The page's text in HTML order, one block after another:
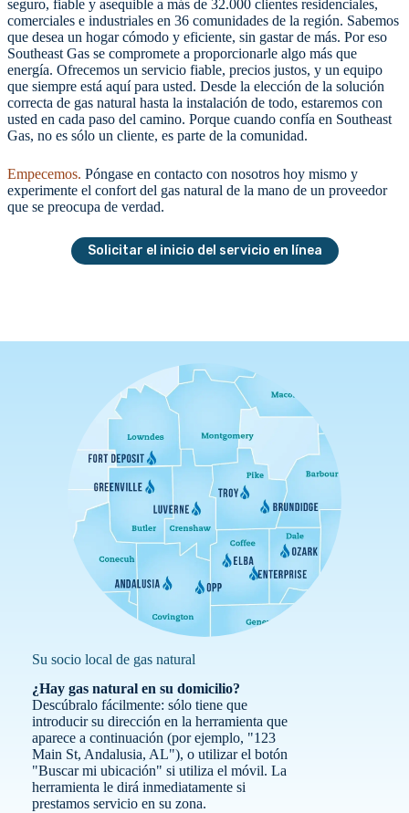
seguro, fiable y asequible a más de 32.000 clientes residenciales,
comerciales e industriales en 36 comunidades de la región. Sabemos
que desea un hogar cómodo y eficiente, sin gastar de más. Por eso
Southeast Gas se compromete a proporcionarle algo más que
energía. Ofrecemos un servicio fiable, precios justos, y un equipo
que siempre está aquí para usted. Desde la elección de la solución
correcta de gas natural hasta la instalación de todo, estaremos con
usted en cada paso del camino. Porque cuando confía en Southeast
Gas, no es sólo un cliente, es parte de la comunidad.
Empecemos. Póngase en contacto con nosotros hoy mismo y
experimente el confort del gas natural de la mano de un proveedor
que se preocupa de verdad.
Solicitar el inicio del servicio en línea
Su socio local de gas natural
¿Hay gas natural en su domicilio?
Descúbralo fácilmente: sólo tiene que
introducir su dirección en la herramienta que
aparece a continuación (por ejemplo, "123
Main St, Andalusia, AL"), o utilizar el botón
"Buscar mi ubicación" si utiliza el móvil. La
herramienta le dirá inmediatamente si
prestamos servicio en su zona.